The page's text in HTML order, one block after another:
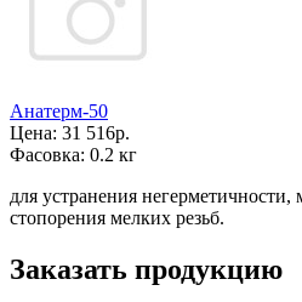
Анатерм-50
Цена: 31 516р.
Фасовка: 0.2 кг
для устранения
стопорения мелких резьб.
Заказать продукцию